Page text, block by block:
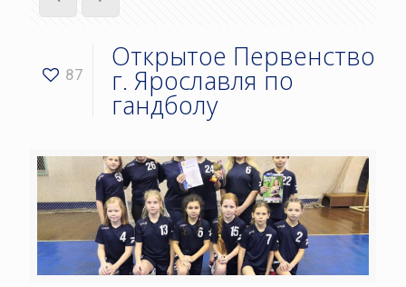
87
Открытое Первенство
г. Ярославля по
гандболу